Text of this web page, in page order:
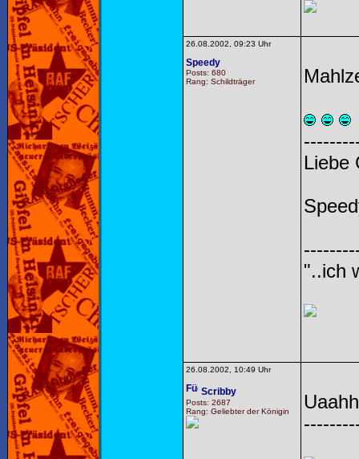
26.08.2002, 09:23 Uhr
Speedy
Posts: 680
Rang: Schildträger
Liebe
"..ich
26.08.2002, 10:49 Uhr
Scribby
Posts: 2687
Rang: Geliebter der Königin